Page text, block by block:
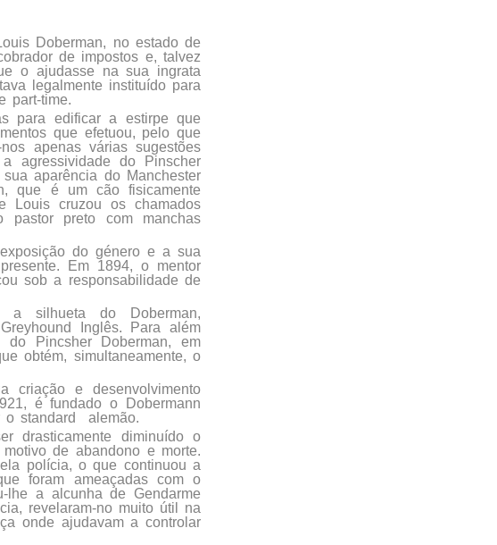
Doberman, no estado de
de impostos e, talvez
o ajudasse na sua ingrata
legalmente instituído para
part-time.
para edificar a estirpe que
que efetuou, pelo que
apenas várias sugestões
agressividade do Pinscher
aparência do Manchester
que é um cão fisicamente
Louis cruzou os chamados
pastor preto com manchas
do género e a sua
Em 1894, o mentor
sob a responsabilidade de
a silhueta do Doberman,
Inglês. Para além
Pincsher Doberman, em
obtém, simultaneamente, o
criação e desenvolvimento
é fundado o Dobermann
standard
alemão.
drasticamente diminuído o
de abandono e morte.
polícia, o que continuou a
foram ameaçadas com o
lhe a alcunha de Gendarme
revelaram-no muito útil na
onde ajudavam a controlar